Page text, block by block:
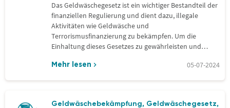
Das Geldwäschegesetz ist ein wichtiger Bestandteil der
finanziellen Regulierung und dient dazu, illegale
Aktivitäten wie Geldwäsche und
Terrorismusfinanzierung zu bekämpfen. Um die
Einhaltung dieses Gesetzes zu gewährleisten und
Mehr lesen 05-07-2024
Geldwäschebekämpfung, Geldwäschegesetz,